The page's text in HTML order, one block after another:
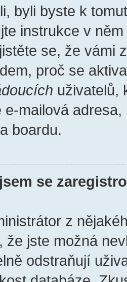
byli byste k
instrukce v
se, že vámi
proč se
uživatelů,
e-mailová
boardu.
se
z
že jste možná
odstraňují